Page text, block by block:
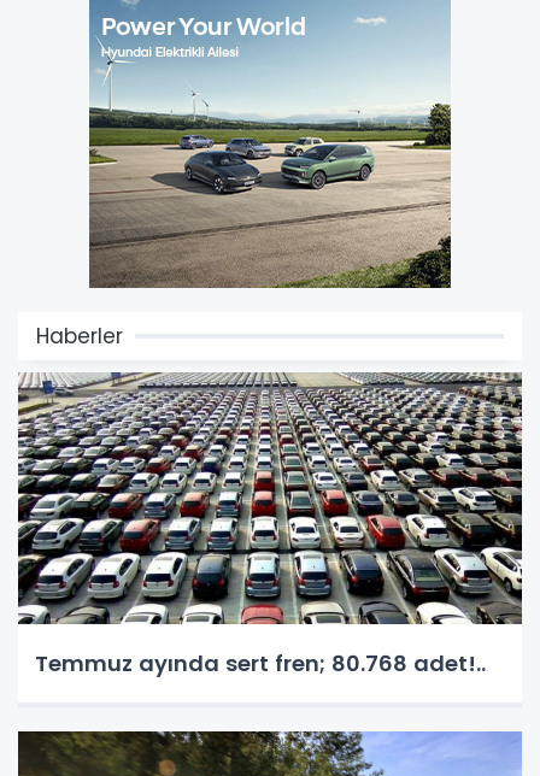
Haberler
Temmuz ayında sert fren; 80.768 adet!..